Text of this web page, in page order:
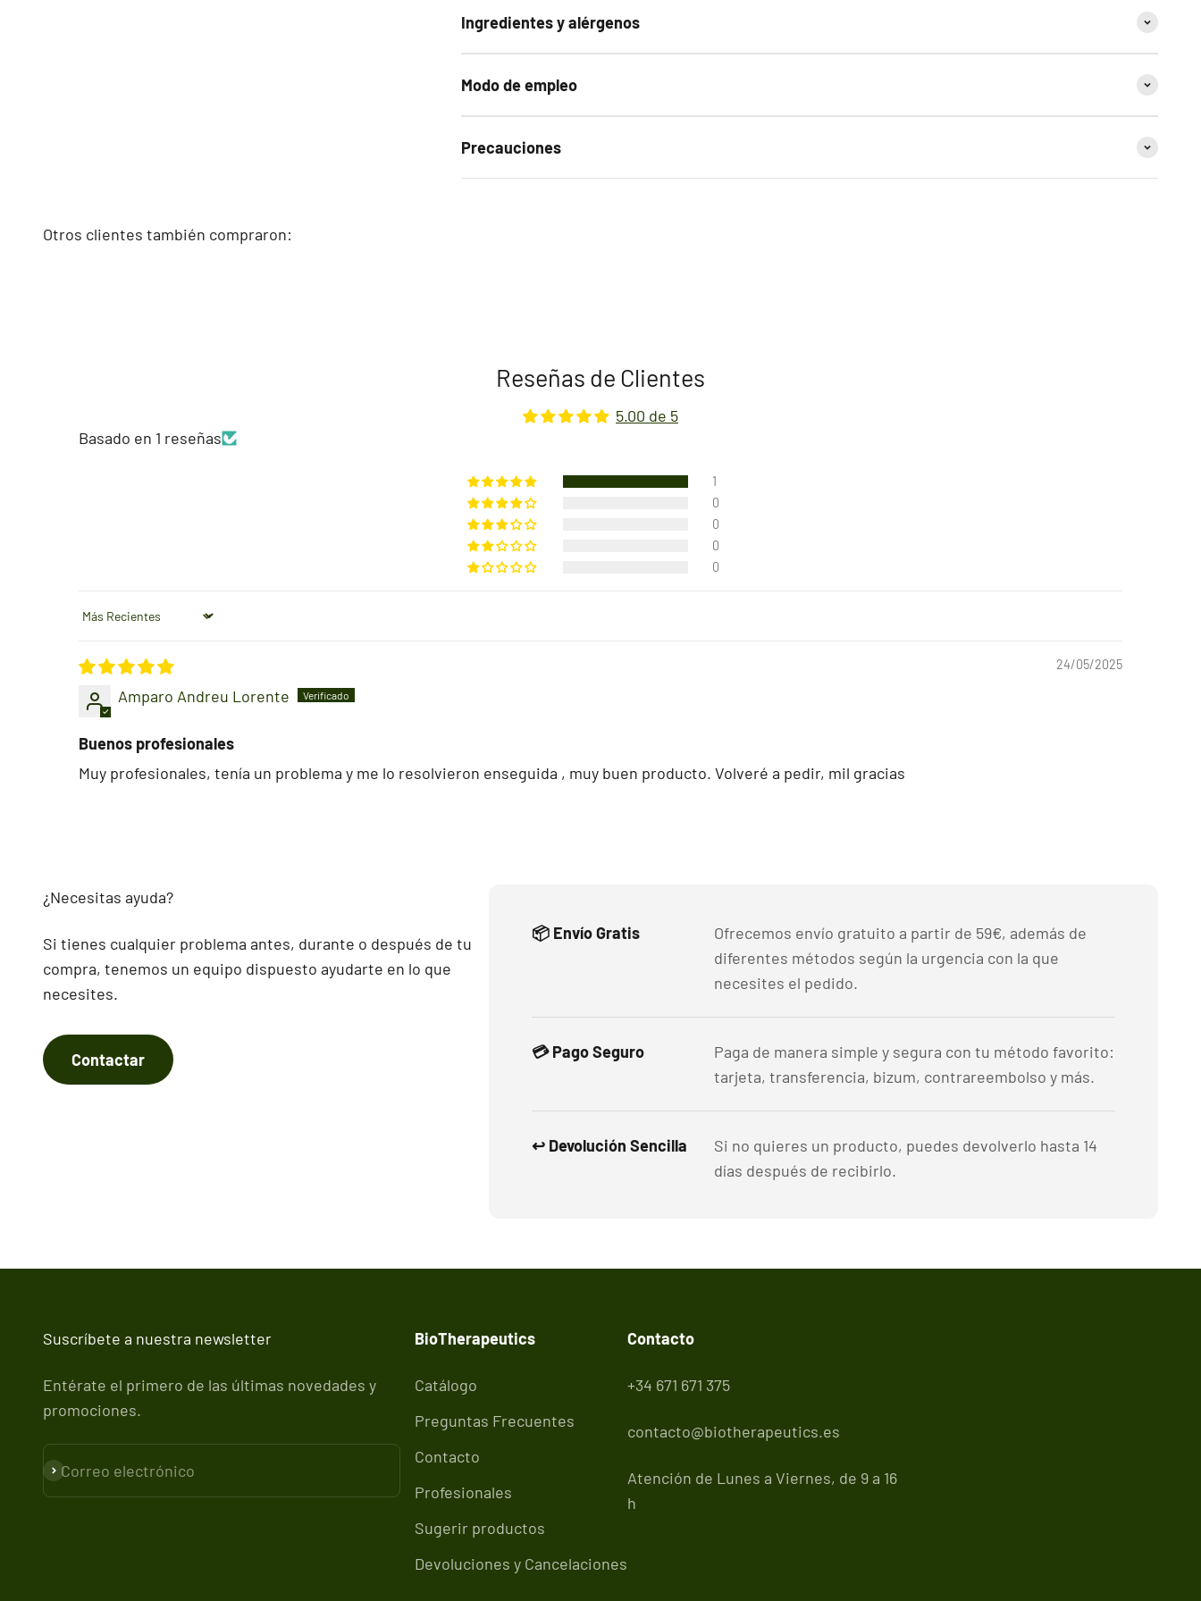
Ingredientes y alérgenos
Modo de empleo
Precauciones
Otros clientes también compraron:
Reseñas de Clientes
5.00 de 5
Basado en 1 reseñas
1
0
0
0
0
Sort by
24/05/2025
Amparo Andreu Lorente
Buenos profesionales
Muy profesionales, tenía un problema y me lo resolvieron enseguida , muy buen producto. Volveré a pedir, mil gracias
¿Necesitas ayuda?
Si tienes cualquier problema antes, durante o después de tu
compra, tenemos un equipo dispuesto ayudarte en lo que
necesites.
Contactar
📦 Envío Gratis
Ofrecemos envío gratuito a partir de 59€, además de
diferentes métodos según la urgencia con la que
necesites el pedido.
💳 Pago Seguro
Paga de manera simple y segura con tu método favorito:
tarjeta, transferencia, bizum, contrareembolso y más.
↩️ Devolución Sencilla
Si no quieres un producto, puedes devolverlo hasta 14
días después de recibirlo.
Suscríbete a nuestra newsletter
Entérate el primero de las últimas novedades y
promociones.
Correo electrónico
Suscribirse
BioTherapeutics
Catálogo
Preguntas Frecuentes
Contacto
Profesionales
Sugerir productos
Devoluciones y Cancelaciones
Contacto
+34 671 671 375
contacto@biotherapeutics.es
Atención de Lunes a Viernes, de 9 a 16
h